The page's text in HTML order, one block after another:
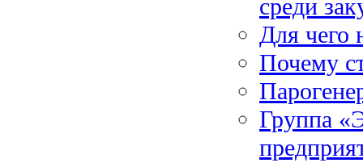
среди
Для чего
Почему
Группа